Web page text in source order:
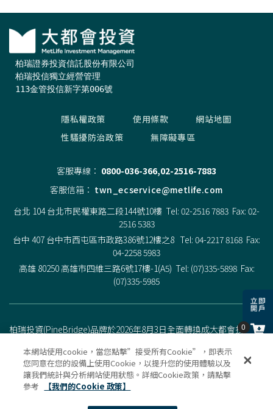
柏瑞證券投資信託股份有限公司
柏瑞投信獨立經營管理
113金管投信新字第006號
隱私權政策 使用條款
網站地圖
性騷擾防治政策
無障礙專區
客服專線： 0800-036-366,02-2516-7883
客服信箱： twn_ecservice@metlife.com
台北 104 台北市民權東路二段144號10樓 Tel: 02-2516 7883 Fax: 02-
2516 5383
台中 407 台中市西屯區市政路386號12樓之8 Tel: 04-2217 8168 Fax:
04-2258 5983
高雄 80250 高雄市四維三路6號17樓-1(A5) Tel: (07)335-5898 Fax:
(07)335-5985
柏瑞投資(PineBridge)品牌於2026年8月3日全面轉換成大都會投資
司（MetLife, Inc.）旗下的投資管理機構。MIM是一個由多家國際公司
組成的集團，致力於向全球客戶提供專業投資建議，並銷售資產管
理產品與解決方案。
完全展開
0
本網站使用cookie，當您點擊”接受所有Cookie”，即表示
您同意在您的設備上使用Cookie，以提升您的使用體驗以及
讓我們統計與分析網站使用狀態。詳細Cookie政策，請點擊
參考
【我們的Cookie 政策】